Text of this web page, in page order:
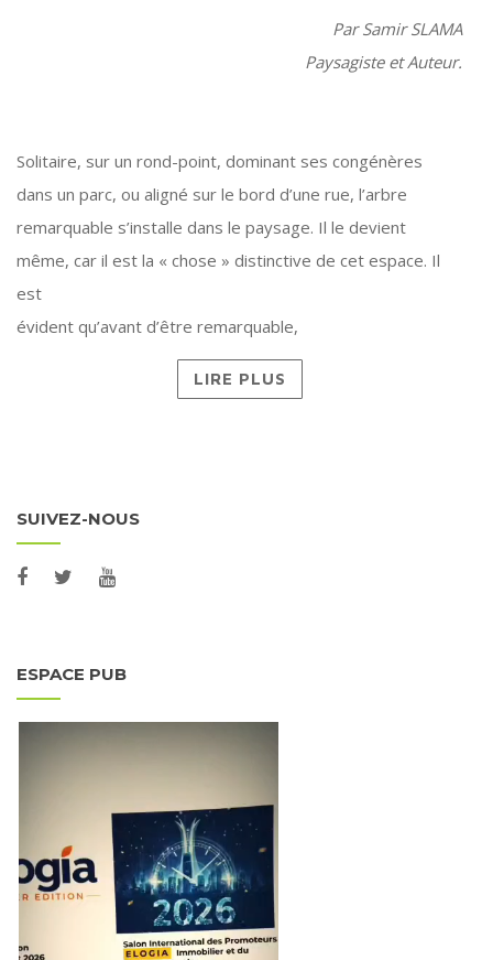
Par Samir SLAMA
Paysagiste et Auteur.
Solitaire, sur un rond-point, dominant ses congénères
dans un parc, ou aligné sur le bord d’une rue, l’arbre
remarquable s’installe dans le paysage. Il le devient
même, car il est la « chose » distinctive de cet espace. Il
est
évident qu’avant d’être remarquable,
LIRE PLUS
SUIVEZ-NOUS
ESPACE PUB